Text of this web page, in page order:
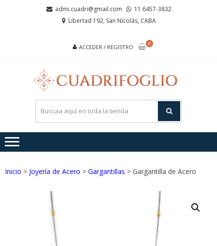
admi.cuadri@gmail.com
11 6457-3832
Libertad 192, San Nicolás, CABA
ACCEDER / REGISTRO
0
Inicio > Joyería de Acero > Gargantillas > Gargantilla de Acero